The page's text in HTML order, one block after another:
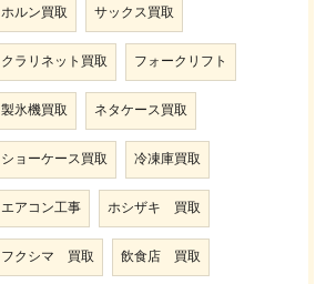
ホルン買取 サックス買取
クラリネット買取 フォークリフト
製氷機買取 ネタケース買取
ショーケース買取 冷凍庫買取
エアコン工事 ホシザキ 買取
フクシマ 買取 飲食店 買取